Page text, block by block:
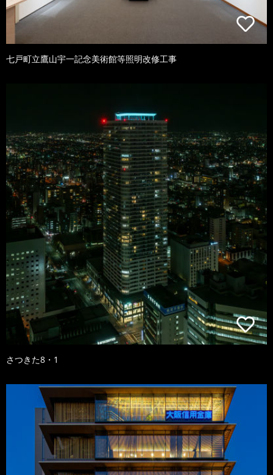
七戸町立鷹山宇一記念美術館等照明改修工事
さつきた8・1